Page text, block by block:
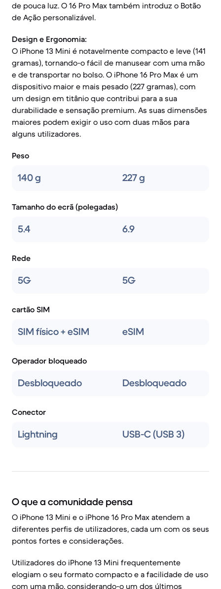
de pouca luz. O 16 Pro Max também introduz o Botão
de Ação personalizável.
Design e Ergonomia:
O iPhone 13 Mini é notavelmente compacto e leve (141
gramas), tornando-o fácil de manusear com uma mão
e de transportar no bolso. O iPhone 16 Pro Max é um
dispositivo maior e mais pesado (227 gramas), com
um design em titânio que contribui para a sua
durabilidade e sensação premium. As suas dimensões
maiores podem exigir o uso com duas mãos para
alguns utilizadores.
Peso
140 g 227 g
Tamanho do ecrã (polegadas)
5.4 6.9
Rede
5G 5G
cartão SIM
SIM físico + eSIM eSIM
Operador bloqueado
Desbloqueado Desbloqueado
Conector
Lightning USB-C (USB 3)
O que a comunidade pensa
O iPhone 13 Mini e o iPhone 16 Pro Max atendem a
diferentes perfis de utilizadores, cada um com os seus
pontos fortes e considerações.
Utilizadores do iPhone 13 Mini frequentemente
elogiam o seu formato compacto e a facilidade de uso
com uma mão, considerando-o um dos últimos